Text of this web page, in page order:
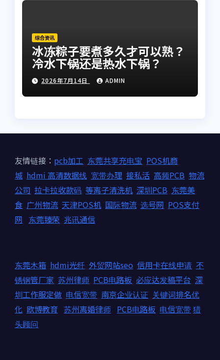
综合资讯
冰冻粽子要煮多久才可以熟？
冷水下锅还是热水下锅？
2026年7月14日 ADMIN
友情链接： pcb加工 东莞共享充电宝 POS机商
城 hdmi 高清数据线 宽带办理 接私活 高频PCB 物流
公司 拉卡拉收款码 等离子清洗机 深圳PCB 东莞美
食 广州物流 天津POS机 国际物流 选号网 POS支付
网 东莞臻荣 兆讯通信
东莞木箱 hdmi光纤 外贸网站seo 信用卡在线申请 不
锈钢管厂家 苏州律师 PCB电路板 必应达发稿平台 深
圳工作服定做 电信宽带 南京企业认证 关键词排名优
化 欧博教育 苏州离婚律师 PCB电路板 电信宽带猎
头顾问